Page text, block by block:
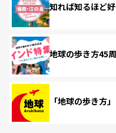
知れば知るほど
地球の歩き方45
「地球の歩き方